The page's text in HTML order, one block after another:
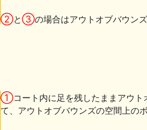
②と③の場合はアウトオブバウンズ
①コート内に足を残したままアウ
て、アウトオブバウンズの空間上の